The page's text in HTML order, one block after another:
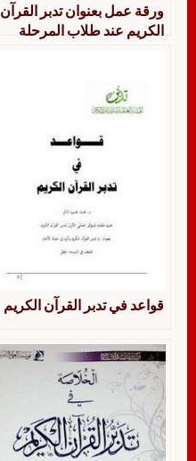
ورقة عمل بعنوان تدبر القرآن
الكريم عند طلاب المرحلة
منطقة الرياض
قواعد في تدبر القرآن الكريم